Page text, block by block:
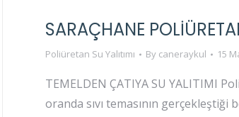
SARAÇHANE
Poliüretan Su Yalıtımı By caneraykul 15
TEMELDEN ÇATIYA SU YALITIMI
oranda sıvı temasının